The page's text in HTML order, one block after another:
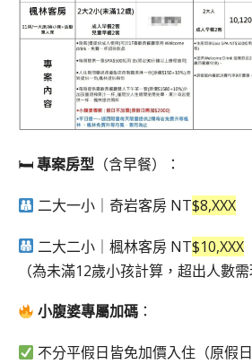
🛏專案房型 （含早餐）：
二大一小｜奇岩客房 NT$8,XXX
二大二小｜楓林客房 NT$10,XXX
（為未滿12歲小孩計算，超出人數需
小腹婆專屬加碼 ：
不分平假日皆免加價入住（原假日